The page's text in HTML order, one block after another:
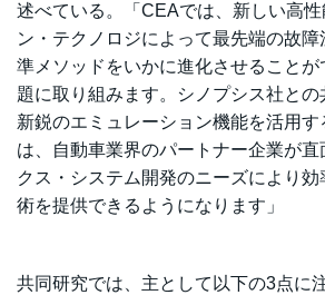
述べている。「CEAでは、新しい高
ン・テクノロジによって最先端の故
準メソッドをいかに進化させることが
題に取り組みます。シノプシス社と
新鋭のエミュレーション機能を活用
は、自動車業界のパートナー企業が
クス・システム開発のニーズにより
術を提供できるようになります」
共同研究では、主として以下の3点に